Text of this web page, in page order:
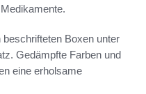
Boxen unter
Gedämpfte Farben und
eine erholsame